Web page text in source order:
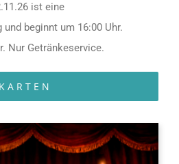
ist eine
beginnt um 16:00 Uhr.
Nur Getränkeservice.
KARTEN